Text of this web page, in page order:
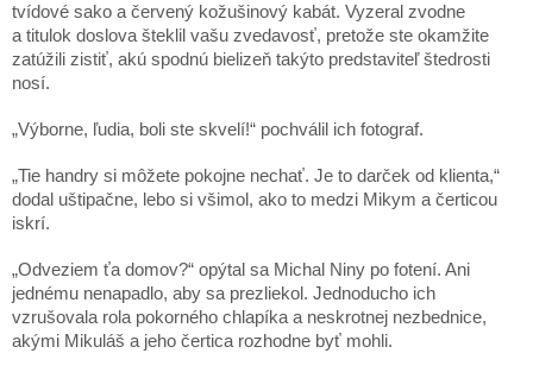
tvídové sako a červený kožušinový kabát. Vyzeral zvodne
a titulok doslova šteklil vašu zvedavosť, pretože ste okamžite
zatúžili zistiť, akú spodnú bielizeň takýto predstaviteľ štedrosti
nosí.
„Výborne, ľudia, boli ste skvelí!“ pochválil ich fotograf.
„Tie handry si môžete pokojne nechať. Je to darček od klienta,“
dodal uštipačne, lebo si všimol, ako to medzi Mikym a čerticou
iskrí.
„Odveziem ťa domov?“ opýtal sa Michal Niny po fotení. Ani
jednému nenapadlo, aby sa prezliekol. Jednoducho ich
vzrušovala rola pokorného chlapíka a neskrotnej nezbednice,
akými Mikuláš a jeho čertica rozhodne byť mohli.